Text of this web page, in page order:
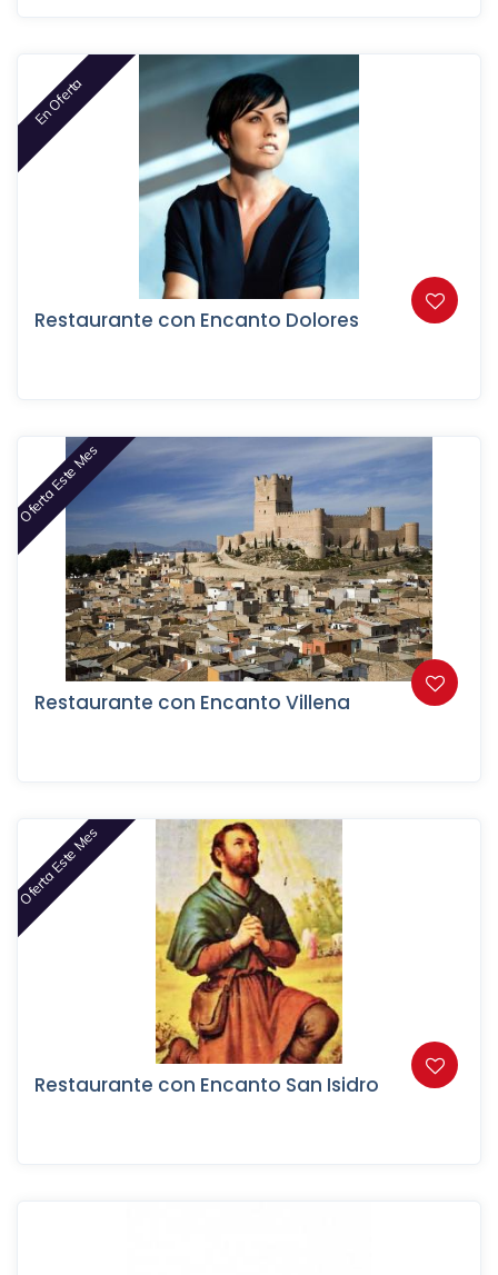
En Oferta
Restaurante con Encanto Dolores
Oferta Este Mes
Restaurante con Encanto Villena
Oferta Este Mes
Restaurante con Encanto San Isidro